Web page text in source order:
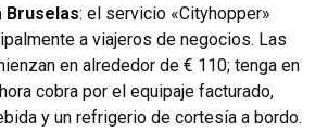
Bruselas: el servicio «Cityhopper»
a viajeros de negocios. Las
en alrededor de € 110; tenga en
cobra por el equipaje facturado,
y un refrigerio de cortesía a bordo.